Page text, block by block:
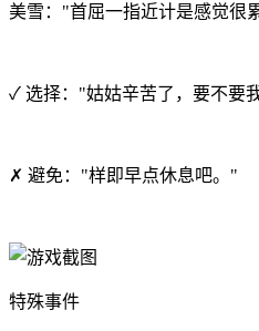
美雪："首屈一指近计是感觉很
✓ 选择："姑姑辛苦了，要不要
✗ 避免："样即早点休息吧。"
特殊事件